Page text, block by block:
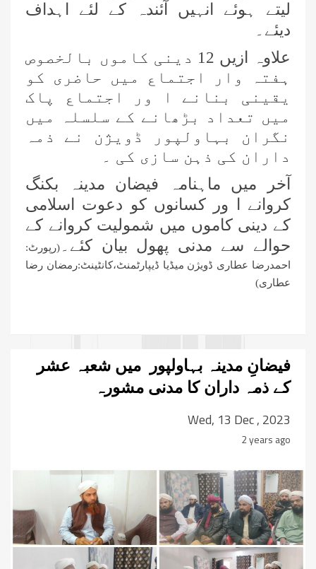
لیتے ہوئے انہیں آئندہ کے لئے اہداف
دیئے۔
علاوہ ازیں 12 دینی کاموں بالخصوص
ہفتہ وار اجتماع میں حاضری کو
یقینی بنانے ا ور اجتماع پاک
میں تعداد بڑھانے کے سلسلہ میں
نگران بہاولپور ڈویژن نے ذمہ
داران کی ذہن سازی کی ۔
آخر میں ماہنامہ فیضان مدینہ بکنگ
کروانے ا ور کسانوں کو دعوت اسلامی
کے دینی کاموں میں شمولیت کروانے کے
حوالے سے مدنی پھول بیان کئے۔(رپورٹ:
احمدرضا عطاری ڈویژن میڈیا ڈیپارٹمنٹ،کانٹینٹ:رمضان رضا
عطاری)
فیضانِ مدینہ بہاولپور میں شعبہ عشر
کے ذمہ داران کا مدنی مشورہ
Wed, 13 Dec , 2023
2 years ago